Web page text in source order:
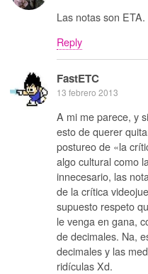
Las notas son ETA.
Reply
FastETC
13 febrero 2013
A mi me parece, y
esto de querer
postureo de «la
algo cultural como
innecesario, las
de la crítica
supuesto respeto
le venga en gana,
de decimales. Na,
decimales y las
ridículas Xd.